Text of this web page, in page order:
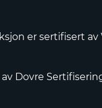
er sertifisert av
Dovre